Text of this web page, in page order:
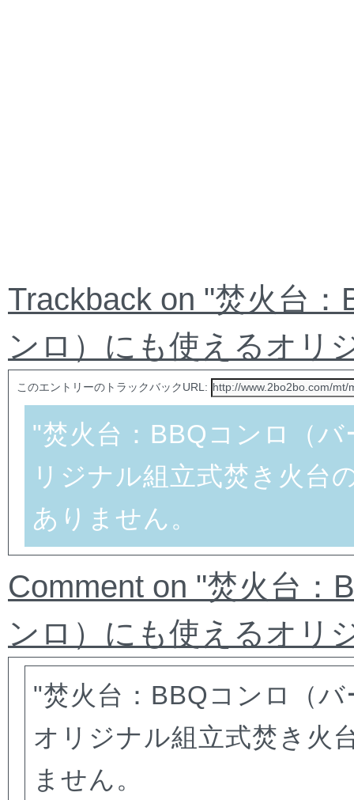
Trackback on "焚火台
ンロ）にも使えるオリ
このエントリーのトラックバックURL:
"焚火台：BBQコンロ（
リジナル組立式焚き火台
ありません。
Comment on "焚火台：
ンロ）にも使えるオリ
"焚火台：BBQコンロ（
オリジナル組立式焚き火
ません。